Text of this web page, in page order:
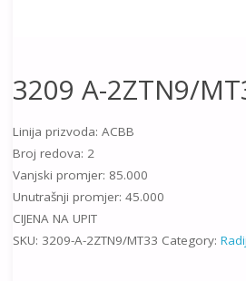
3209 A-2ZTN9/
Linija prizvoda: ACBB
Broj redova: 2
Vanjski promjer: 85.000
Unutrašnji promjer: 45.000
CIJENA NA UPIT
SKU: 3209-A-2ZTN9/MT33 Category: